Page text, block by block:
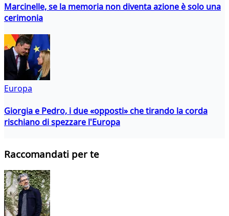
Marcinelle, se la memoria non diventa azione è solo una
cerimonia
Europa
Giorgia e Pedro, i due «opposti» che tirando la corda
rischiano di spezzare l'Europa
Raccomandati per te